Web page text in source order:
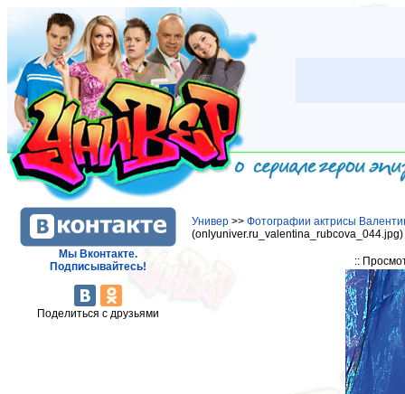
Мы Вконтакте.
Подписывайтесь!
Поделиться с друзьями
Универ >> Фотографии актрисы
::